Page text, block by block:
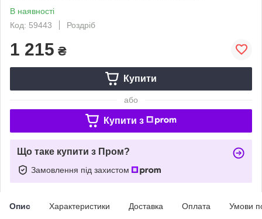
В наявності
Код: 59443
Роздріб
1 215 ₴
Купити
або
Купити з
Що таке купити з Пром?
Замовлення під захистом
Опис Характеристики Доставка Оплата Умови